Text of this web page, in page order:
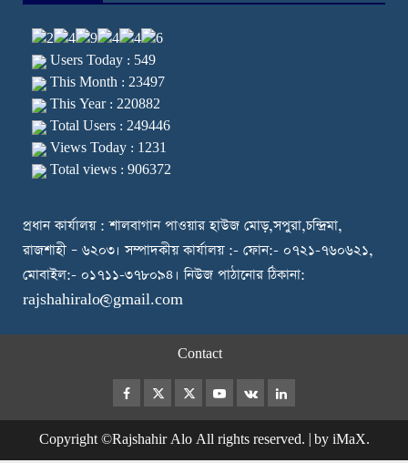
Users Today : 549
This Month : 23497
This Year : 220882
Total Users : 249446
Views Today : 1231
Total views : 906372
প্রধান কার্যালয় : শালবাগান পাওয়ার হাউজ মোড়,সপুরা,চন্দ্রিমা,
রাজশাহী – ৬২০৩। সম্পাদকীয় কার্যালয় :- ফোন:- ০৭২১-৭৬০৬২১,
মোবাইল:- ০১৭১১-৩৭৮০৯৪। নিউজ পাঠানোর ঠিকানা:
rajshahiralo@gmail.com
Contact
Facebook
TwitterInstagram
Youtube
VK LinkedIn
Copyright ©Rajshahir Alo All rights reserved. by iMaX.